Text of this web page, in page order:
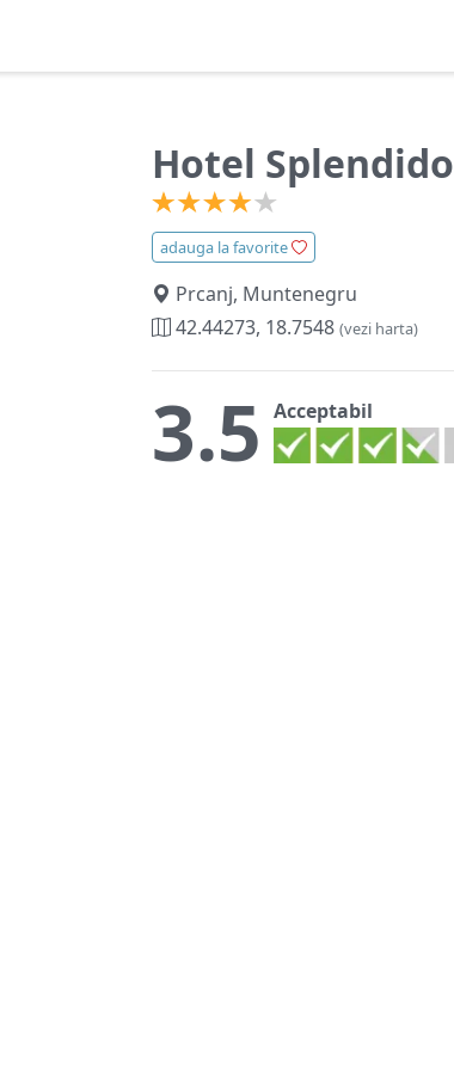
Hotel Splendido
adauga la favorite
Prcanj, Muntenegru
42.44273, 18.7548 (vezi harta)
3.5 Acceptabil